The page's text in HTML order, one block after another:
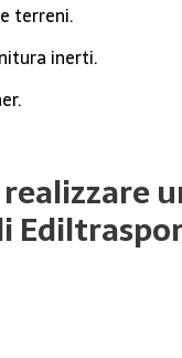
terreni.
inerti.